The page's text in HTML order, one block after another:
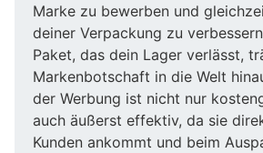
Marke zu bewerben und
deiner Verpackung zu
Paket, das dein Lager verlässt,
Markenbotschaft in die Welt
der Werbung ist nicht nur
auch äußerst effektiv, da sie
Kunden ankommt und beim